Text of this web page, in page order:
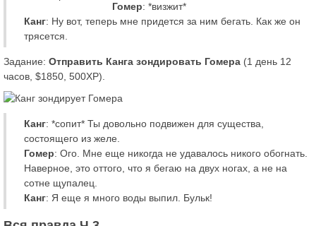
Гомер: *визжит*
Канг: Ну вот, теперь мне придется за ним бегать. Как же он
трясется.
Задание: Отправить Канга зондировать Гомера (1 день 12
часов, $1850, 500XP).
Канг: *сопит* Ты довольно подвижен для существа,
состоящего из желе.
Гомер: Ого. Мне еще никогда не удавалось никого обогнать.
Наверное, это оттого, что я бегаю на двух ногах, а не на
сотне щупалец.
Канг: Я еще я много воды выпил. Бульк!